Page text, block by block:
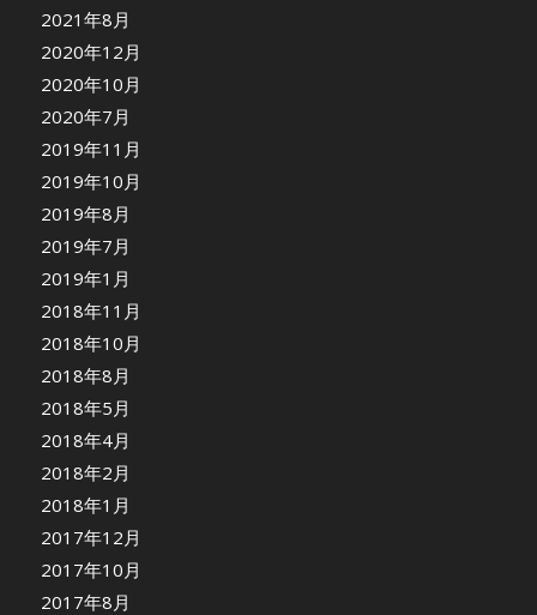
2021年8月
2020年12月
2020年10月
2020年7月
2019年11月
2019年10月
2019年8月
2019年7月
2019年1月
2018年11月
2018年10月
2018年8月
2018年5月
2018年4月
2018年2月
2018年1月
2017年12月
2017年10月
2017年8月